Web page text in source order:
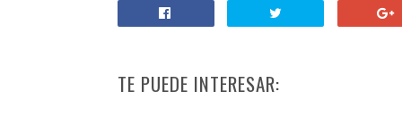
TE PUEDE INTERESAR: